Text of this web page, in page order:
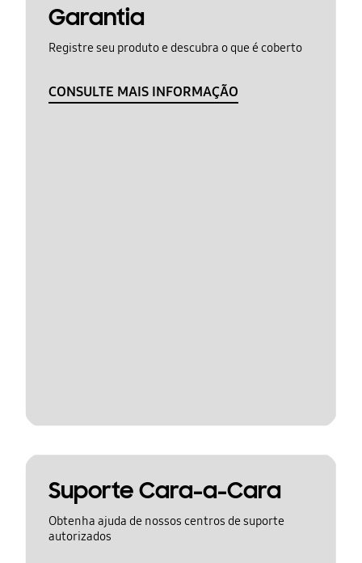
Garantia
Registre seu produto e descubra o que é coberto
CONSULTE MAIS INFORMAÇÃO
Suporte Cara-a-Cara
Obtenha ajuda de nossos centros de suporte
autorizados